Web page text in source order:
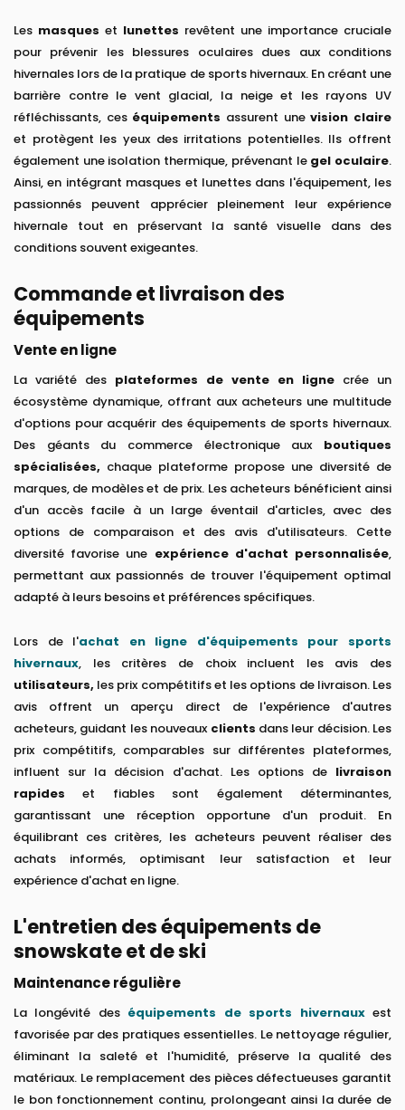
Les masques et lunettes revêtent une importance cruciale
pour prévenir les blessures oculaires dues aux conditions
hivernales lors de la pratique de sports hivernaux. En créant une
barrière contre le vent glacial, la neige et les rayons UV
réfléchissants, ces équipements assurent unevision claire
et protègent les yeux des irritations potentielles. Ils offrent
également une isolation thermique, prévenant le gel oculaire.
Ainsi, en intégrant masques et lunettes dans l'équipement, les
passionnés peuvent apprécier pleinement leur expérience
hivernale tout en préservant la santé visuelle dans des
conditions souvent exigeantes.
Commande et livraison des
équipements
Vente en ligne
La variété des plateformes de vente en ligne crée un
écosystème dynamique, offrant aux acheteurs une multitude
d'options pour acquérir des équipements de sports hivernaux.
Des géants du commerce électronique aux boutiques
spécialisées, chaque plateforme propose une diversité de
marques, de modèles et de prix. Les acheteurs bénéficient ainsi
d'un accès facile à un large éventail d'articles, avec des
options de comparaison et des avis d'utilisateurs. Cette
diversité favorise une expérience d'achat personnalisée,
permettant aux passionnés de trouver l'équipement optimal
adapté à leurs besoins et préférences spécifiques.
Lors de l'achat en ligne d'équipements pour sports
hivernaux, les critères de choix incluent les avis des
utilisateurs, les prix compétitifs et les options de livraison. Les
avis offrent un aperçu direct de l'expérience d'autres
acheteurs, guidant les nouveaux clients dans leur décision. Les
prix compétitifs, comparables sur différentes plateformes,
influent sur la décision d'achat. Les options de livraison
rapides et fiables sont également déterminantes,
garantissant une réception opportune d'un produit. En
équilibrant ces critères, les acheteurs peuvent réaliser des
achats informés, optimisant leur satisfaction et leur
expérience d'achat en ligne.
L'entretien des équipements de
snowskate et de ski
Maintenance régulière
La longévité des équipements de sports hivernauxest
favorisée par des pratiques essentielles. Le nettoyage régulier,
éliminant la saleté et l'humidité, préserve la qualité des
matériaux. Le remplacement des pièces défectueuses garantit
le bon fonctionnement continu, prolongeant ainsi la durée de